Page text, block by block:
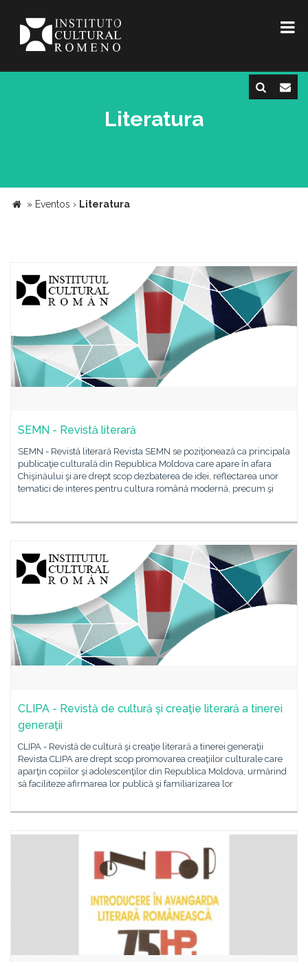
Literatura
» Eventos › Literatura
SEMN - Revistă literară
SEMN - Revistă literară Revista SEMN se poziţionează ca principala
publicaţie culturală din Republica Moldova care apare în afara
Chişinăului şi are drept scop dezbaterea de idei, reflectarea unor
tematici de interes pentru cultura română modernă, precum şi
CLIPA - Revistă de cultură şi creaţie literară a tinerei
generaţii
CLIPA - Revistă de cultură şi creaţie literară a tinerei generaţii
Revista CLIPA are drept scop promovarea creaţiilor culturale care
aparţin copiilor şi adolescenţilor din Republica Moldova, urmărind
să faciliteze afirmarea lor publică şi familiarizarea lor